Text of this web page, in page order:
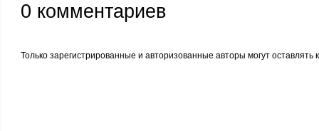
0 комментариев
Только зарегистрированные и авторизованные авторы могут оставлять